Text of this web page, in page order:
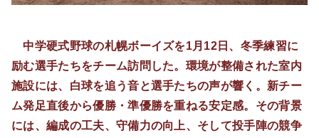
中学硬式野球の札幌ボーイズを1月12日、冬季練習に
励む選手たちをチーム訪問した。環境が整備された室内
施設には、白球を追う音と選手たちの声が響く。新チー
ム発足直後から優勝・準優勝を重ねる安定感。その背景
には、編成の工夫、守備力の向上、そして投手陣の競争